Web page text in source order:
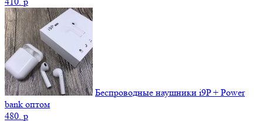
Беспроводные наушники i9P + Power
bank оптом
480. p